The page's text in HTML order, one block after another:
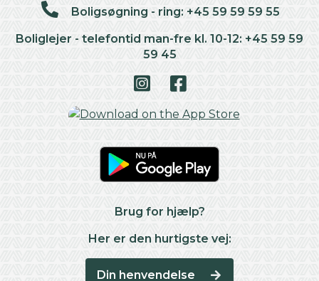
Boligsøgning - ring: +45 59 59 59 55
Boliglejer - telefontid man-fre kl. 10-12: +45 59 59
59 45
Brug for hjælp?
Her er den hurtigste vej:
Din henvendelse